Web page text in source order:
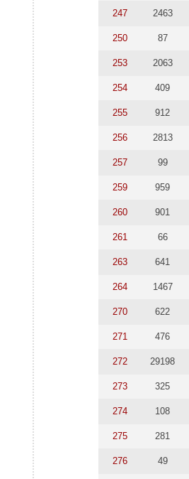
247 2463
250 87
253 2063
254 409
255 912
256 2813
257 99
259 959
260 901
261 66
263 641
264 1467
270 622
271 476
272 29198
273 325
274 108
275 281
276 49